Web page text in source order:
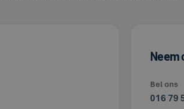
Neem
Bel ons
016 79